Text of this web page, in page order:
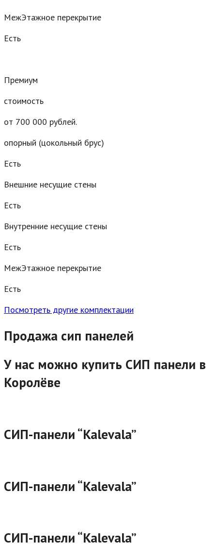
МежЭтажное перекрытие
Есть
Премиум
стоимость
от 700 000 рублей.
опорный (цокольный брус)
Есть
Внешние несущие стены
Есть
Внутренние несущие стены
Есть
МежЭтажное перекрытие
Есть
Посмотреть другие комплектации
Продажа сип панелей
У нас можно купить СИП панели в
Королёве
СИП-панели “Kalevala”
СИП-панели “Kalevala”
СИП-панели “Kalevala”